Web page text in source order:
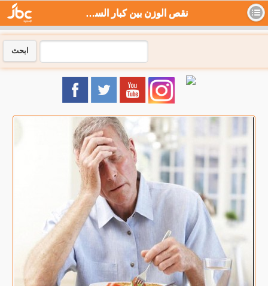
نقص الوزن بين كبار السن قد يقلل من كثافة وقوة العظام - جي بي سي نيوز
ابحث